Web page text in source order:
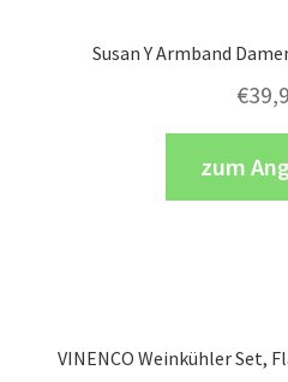
Susan Y Armband
€
zum
VINENCO Weinkühler Set,